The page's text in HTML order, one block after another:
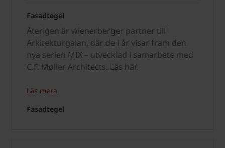
Fasadtegel
Återigen är wienerberger partner till
Arkitekturgalan, där de i år visar fram den
nya serien MIX – utvecklad i samarbete med
C.F. Møller Architects. Läs här.
Läs mera
Fasadtegel